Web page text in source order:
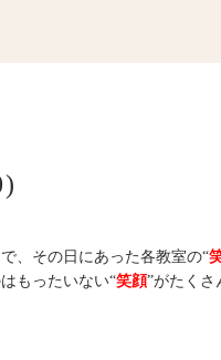
で、その日にあった各教室の“
もったいない“笑顔”がたくさ